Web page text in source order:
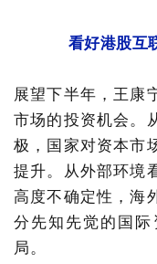
看好港股互
展望下半年，王康
市场的投资机会。
极，国家对资本市
提升。从外部环境
高度不确定性 ，海
分先知先觉的国
局。